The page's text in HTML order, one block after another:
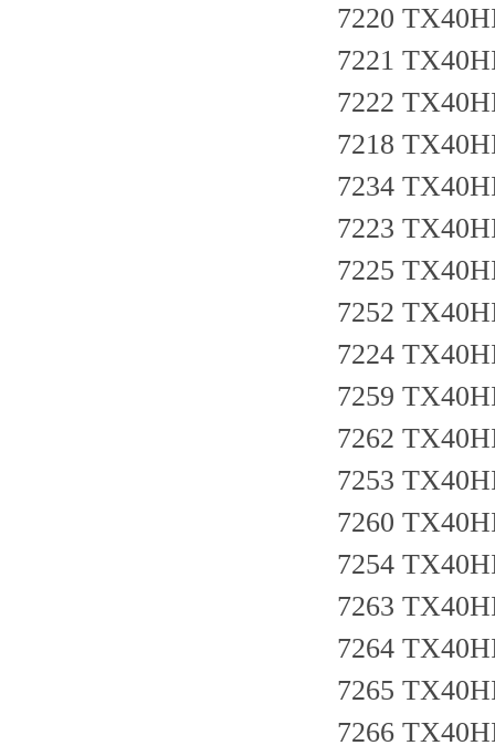
7220
7221
7222
7218
7234
7223
7225
7252
7224
7259
7262
7253
7260
7254
7263
7264
7265
7266